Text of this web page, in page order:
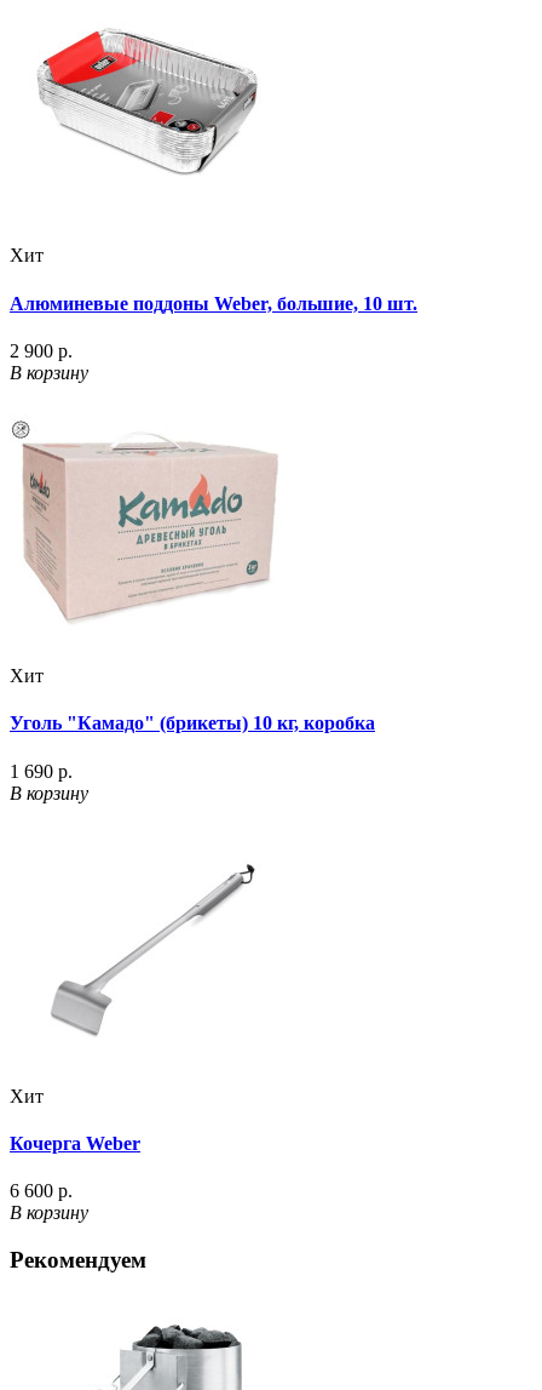
Хит
Алюминевые поддоны Weber, большие, 10 шт.
2 900 р.
В корзину
Хит
Уголь "Камадо" (брикеты) 10 кг, коробка
1 690 р.
В корзину
Хит
Кочерга Weber
6 600 р.
В корзину
Рекомендуем